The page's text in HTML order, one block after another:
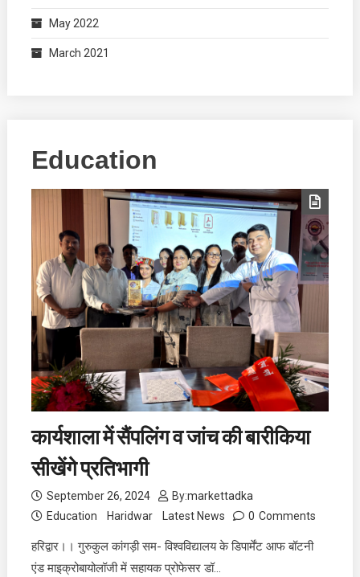
May 2022
March 2021
Education
कार्यशाला में सैंपलिंग व जांच की बारीकिया
सीखेंगे प्रतिभागी
September 26, 2024 By:markettadka
Education
Haridwar Latest News 0 Comments
हरिद्वार।। गुरुकुल कांगड़ी सम- विश्वविद्यालय के डिपार्मेंट आफ बॉटनी
एंड माइक्रोबायोलॉजी में सहायक प्रोफेसर डॉ…